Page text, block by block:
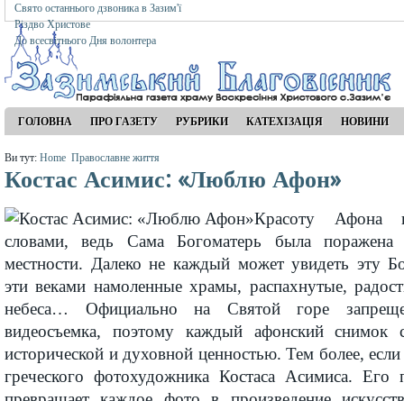
Свято останнього дзвоника в Зазим'ї
Різдво Христове
До всесвітнього Дня волонтера
ГОЛОВНА ПРО ГАЗЕТУ РУБРИКИ КАТЕХІЗАЦІЯ НОВИНИ
Ви тут: Home Православне життя
Костас Асимис: «Люблю Афон»
Красоту Афона
словами, ведь Сама Богоматерь была поражена
местности. Далеко не каждый может увидеть эту
эти веками намоленные храмы, распахнутые,
небеса… Официально на Святой горе
видеосъемка, поэтому каждый афонский снимок
исторической и духовной ценностью. Тем более, если
греческого фотохудожника Костаса Асимиса. Его